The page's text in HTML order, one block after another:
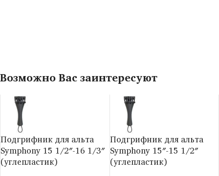
Возможно Вас заинтересуют
Подгрифник для альта
Symphony 15 1/2″-16 1/3″
(углепластик)
Подгрифник для альта
Symphony 15″-15 1/2″
(углепластик)